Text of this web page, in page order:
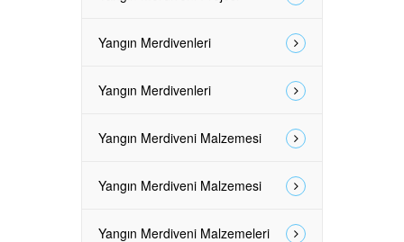
Yangın Merdivenleri
Yangın Merdivenleri
Yangın Merdiveni Malzemesi
Yangın Merdiveni Malzemesi
Yangın Merdiveni Malzemeleri